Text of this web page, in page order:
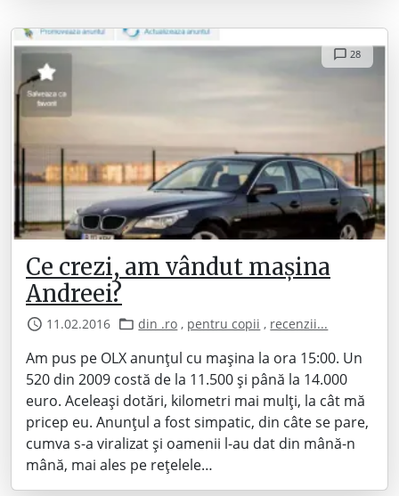
28
Ce crezi, am vândut mașina
Andreei?
11.02.2016 din .ro , pentru copii , recenzii...
Am pus pe OLX anunțul cu mașina la ora 15:00. Un
520 din 2009 costă de la 11.500 și până la 14.000
euro. Aceleași dotări, kilometri mai mulți, la cât mă
pricep eu. Anunțul a fost simpatic, din câte se pare,
cumva s-a viralizat și oamenii l-au dat din mână-n
mână, mai ales pe rețelele…